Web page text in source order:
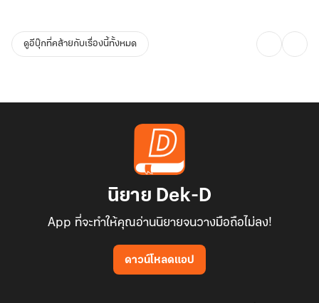
ดูอีบุ๊กที่คล้ายกับเรื่องนี้ทั้งหมด
นิยาย Dek-D
App ที่จะทำให้คุณอ่านนิยายจนวางมือถือไม่ลง!
ดาวน์โหลดแอป